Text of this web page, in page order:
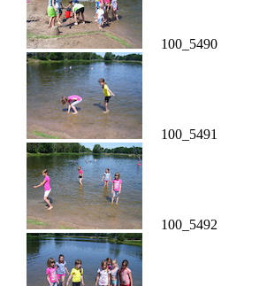
100_5490
100_5491
100_5492